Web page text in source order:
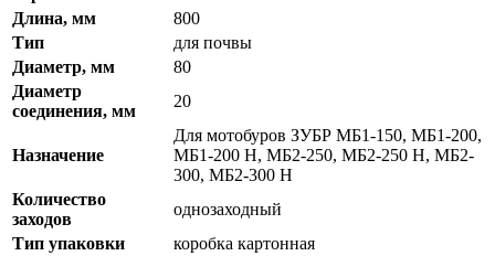
Длина, мм
800
Тип
для почвы
Диаметр, мм
80
Диаметр
соединения, мм
20
Назначение
Для мотобуров ЗУБР МБ1-150, МБ1-200,
МБ1-200 Н, МБ2-250, МБ2-250 Н, МБ2-
300, МБ2-300 Н
Количество
заходов
однозаходный
Тип упаковки
коробка картонная